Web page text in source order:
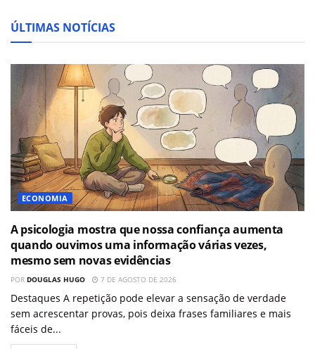
ÚLTIMAS NOTÍCIAS
ECONOMIA
A psicologia mostra que nossa confiança aumenta
quando ouvimos uma informação várias vezes,
mesmo sem novas evidências
POR DOUGLAS HUGO 7 DE AGOSTO DE 2026
Destaques A repetição pode elevar a sensação de verdade
sem acrescentar provas, pois deixa frases familiares e mais
fáceis de...